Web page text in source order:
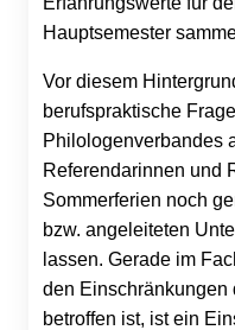
Hauptsemester
Vor diesem
berufspraktische
Philologenverbandes
Referendarinnen und
Sommerferien noch
bzw. angeleiteten
lassen. Gerade im
den Einschränkungen
betroffen ist, ist ein